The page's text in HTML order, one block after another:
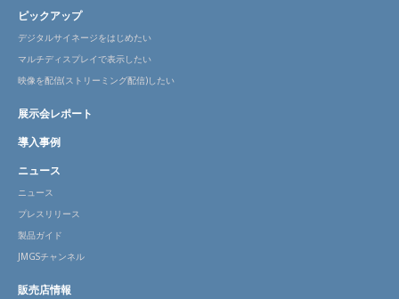
ピックアップ
デジタルサイネージをはじめたい
マルチディスプレイで表示したい
映像を配信(ストリーミング配信)したい
展示会レポート
導入事例
ニュース
ニュース
プレスリリース
製品ガイド
JMGSチャンネル
販売店情報